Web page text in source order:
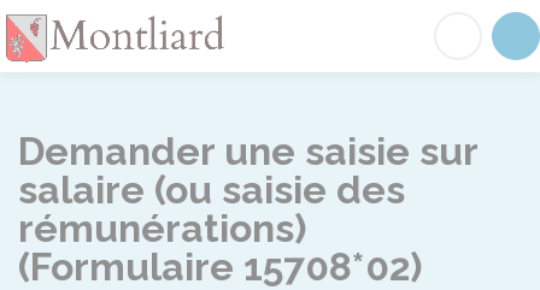
Demander une saisie sur
salaire (ou saisie des
rémunérations)
(Formulaire 15708*02)